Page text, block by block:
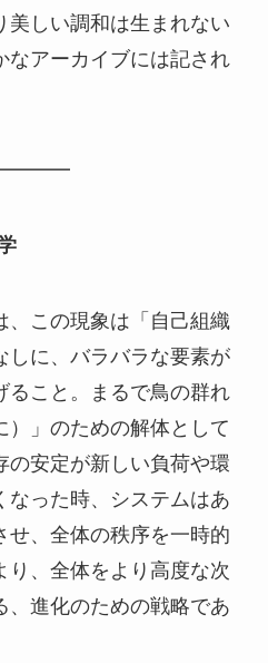
美しい調和は生まれない
なアーカイブには記され
、この現象は「自己組織
しに、バラバラな要素が
ること。まるで鳥の群れ
）」のための解体として
の安定が新しい負荷や環
なった時、システムはあ
せ、全体の秩序を一時的
り、全体をより高度な次
、進化のための戦略であ